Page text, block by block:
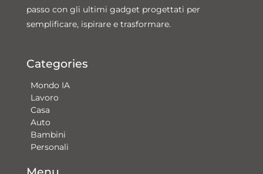
passo con gli ultimi gadget progettati per
semplificare, ispirare e trasformare.
Categories
Mondo IA
Lavoro
Casa
Auto
Bambini
Personali